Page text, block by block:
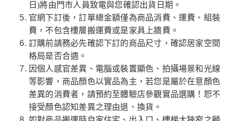
日)將由門市人員致電與您確認出貨日期。
官網下訂後，訂單總金額僅為商品消費、運費、組裝
費，不包含樓層搬運費或是家具上牆費。
訂購前請務必先確認下訂的商品尺寸，確認居家空間
格局是否合適。
因個人感官差異、電腦或裝置顯色、拍攝場景和光線
等影響，商品顏色以實品為主，若您是屬於在意顏色
差異的消費者，請預約至體驗店參觀實品選購！恕不
接受顏色認知差異之理由退、換貨。